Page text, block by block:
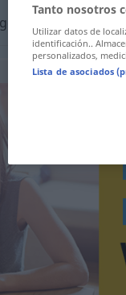
Tanto nosotros
Utilizar datos de
identificación..
personalizados,
Lista de asociados